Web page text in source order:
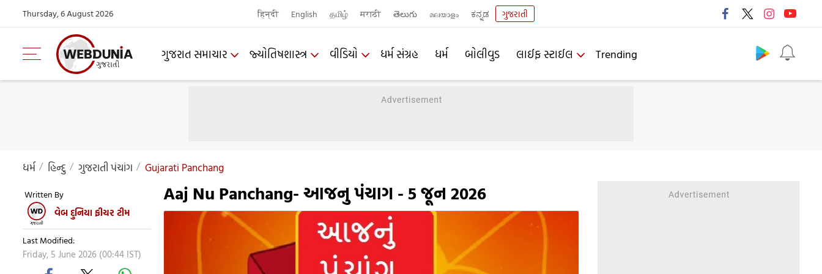
Thursday, 6 August 2026 हिन्दी English தமிழ் मराठी తెలుగు മലയാളം ಕನ್ನಡ ગુજરાતી
ગુજરાત સમાચાર જ્યોતિષશાસ્ત્ર વીડિયો ધર્મ સંગ્રહ ધર્મ બોલીવુડ લાઈફ સ્ટાઈલ Trending
ધર્મ હિન્દુ ગુજરાતી પંચાંગ Gujarati Panchang
Written By
વેબ દુનિયા ફીચર ટીમ
Last Modified:
Friday, 5 June 2026 (00:44 IST)
Aaj Nu Panchang- આજનુ પંચાગ - 5 જૂન 2026